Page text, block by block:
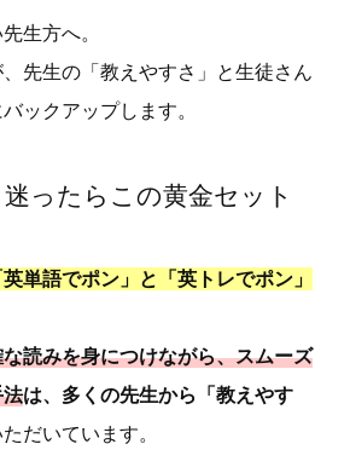
生方へ。
先生の「教えやすさ」と生徒さん
ックアップします。
ったらこの黄金セット
単語でポン」と「英トレでポン」
読みを身につけながら、スムーズ
は、多くの先生から「教えやす
だいています。